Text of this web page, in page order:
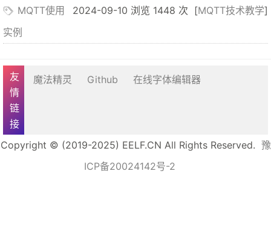
MQTT使用
实例
2024-09-10 浏览 1448 次 [MQTT技术教学]
友情链接 魔法精灵 Github 在线字体编辑器
Copyright © (2019-2025) EELF.CN All Rights Reserved. 豫
ICP备20024142号-2